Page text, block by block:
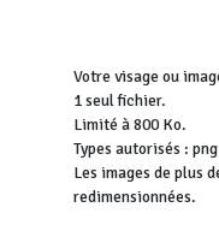
Votre visage ou
1 seul fichier.
Limité à 800 Ko.
Types autorisés :
Les images de plus
redimensionnées.